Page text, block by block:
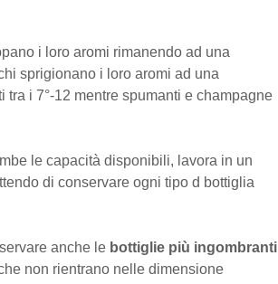
i loro aromi rimanendo ad una
sprigionano i loro aromi ad una
tra i 7°-12 mentre spumanti e champagne
le capacità disponibili, lavora in un
di conservare ogni tipo d bottiglia
anche le bottiglie più ingombranti
non rientrano nelle dimensione